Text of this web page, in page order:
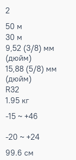
2
50 м
30 м
9,52 (3/8) мм
(дюйм)
15,88 (5/8) мм
(дюйм)
R32
1.95 кг
-15 ~ +46
-20 ~ +24
99.6 см